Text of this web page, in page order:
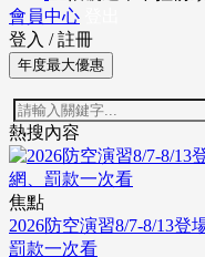
會員中心
登入 / 註冊
年度最大優惠
熱搜內容
焦點
2026防空演習8/7-8/13登
罰款一次看